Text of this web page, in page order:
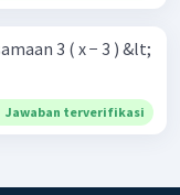
3 ( x − 3 ) &lt;
Jawaban terverifikasi